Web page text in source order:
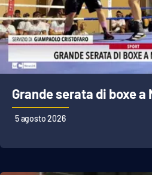
Grande serata di boxe
5 agosto 2026